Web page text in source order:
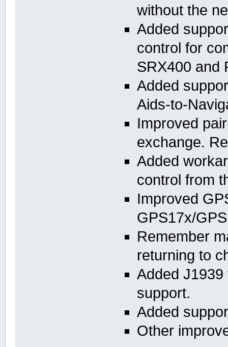
without the
Added
control for
SRX400 and
Added
Aids-to-
Improved
exchange.
Added
control from
Improved
GPS17x/
Remember
returning to
Added
support.
Added
Other